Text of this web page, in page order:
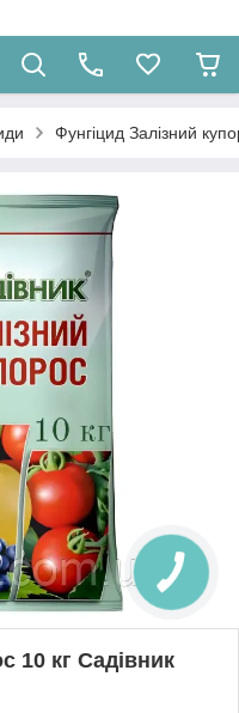
Фунгіцид Залізний
10 кг Садівник